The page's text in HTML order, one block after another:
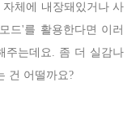
체에 내장돼있거나 사
드'를 활용한다면 이러
주는데요. 좀 더 실감나
건 어떨까요?